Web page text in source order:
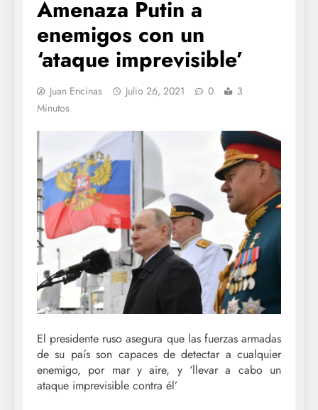
Amenaza Putin a
enemigos con un
‘ataque imprevisible’
Juan Encinas Julio 26, 2021 0
3
Minutos
El presidente ruso asegura que las fuerzas armadas
de su país son capaces de detectar a cualquier
enemigo, por mar y aire, y ‘llevar a cabo un
ataque imprevisible contra él’